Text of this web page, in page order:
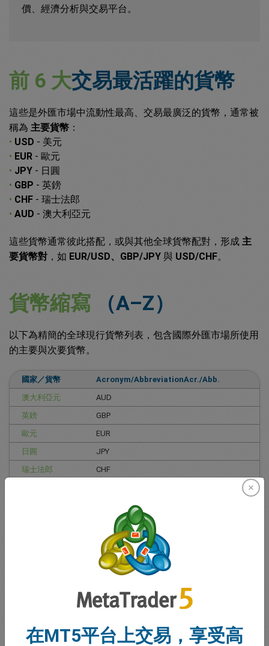
價、經濟分析與交易平台。
前 6 大交易最活躍的貨幣
這些是外匯市場中流動性最高、交易最廣泛的貨幣，通常被
稱為 主要貨幣 ：
• USD - 美元
• EUR - 歐元
• JPY - 日圓
• GBP - 英鎊
• CHF - 瑞士法郎
• AUD - 澳大利亞元
這些貨幣通常彼此搭配，或與其他全球貨幣配對，形成 主
要貨幣對 ，如 EUR/USD、GBP/JPY 與 USD/CHF。
貨幣縮寫 （A–Z）
以下為精簡的全球現行貨幣列表，包含國際外匯市場所使用
的主要與次要貨幣。
國家／貨幣
Acronym/AbbreviationAcr./Abb.
澳大利亞元
AUD
英鎊
GBP
歐元
EUR
日圓
JPY
瑞士法郎
CHF
查看全部
貨幣代碼在交易中
很重要
在MT5平台上交易，享受高